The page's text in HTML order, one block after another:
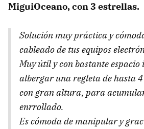
MiguiOceano, con 3 estrellas.
Solución muy práctica y
cableado de tus equipos
Muy útil y con bastante
albergar una regleta de hasta
con gran altura, para
enrrollado.
Es cómoda de manipular y